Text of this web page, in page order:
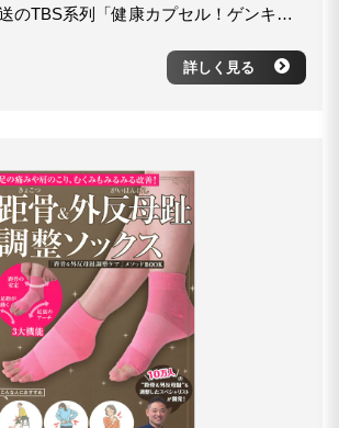
11月24日(日)放送のTBS系列「健康カプセル！ゲンキの時間」で距骨調整が特集されました！ BS系全国28局ネット「健康カプセル！ゲンキの時間」公式サイト https://hicbc.com/tv/genki/archive/191124/ 番組では、距骨が全身に及ぼす影響を分かりやすく解説され、また、距骨のタイプ判定の方法やセルフケアの方法も紹介されました。 外反母趾やかかとの痛み、姿勢やむくみの改善など足のトラブルでお悩みの方や気になっている方は、お近くの加盟院へご相談ください。 加盟院検索 https://kyokotsu.jp/dev/search/
詳しく見る